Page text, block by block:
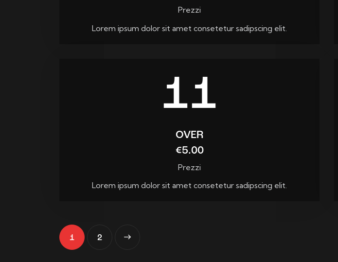
Prezzi
Lorem ipsum dolor sit amet consetetur sadipscing elit.
11
OVER
€5.00
Prezzi
Lorem ipsum dolor sit amet consetetur sadipscing elit.
1 2